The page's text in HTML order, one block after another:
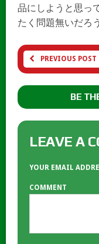
品にしようと思っ
たく問題無いだろう
PREVIOUS POST
BE
LEAVE A
YOUR EMAIL
COMMENT